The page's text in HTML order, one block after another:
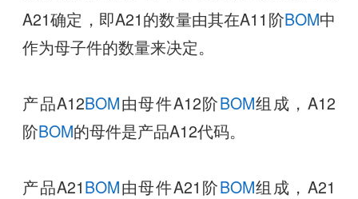
A21确定，即A21的数量由其在A11阶BOM中
作为母子件的数量来决定。
产品A12BOM由母件A12阶BOM组成，A12
阶BOM的母件是产品A12代码。
产品A21BOM由母件A21阶BOM组成，A21